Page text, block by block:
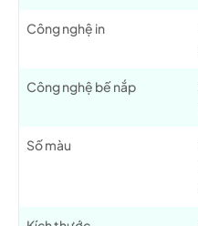
Công nghệ in
Công nghệ bế nắp
Số màu